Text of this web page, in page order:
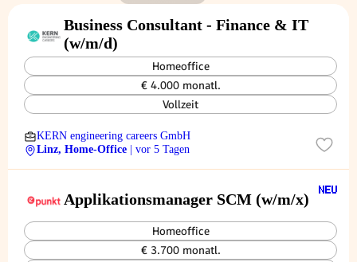
Business Consultant - Finance & IT
(w/m/d)
Homeoffice
€ 4.000 monatl.
Vollzeit
KERN engineering careers GmbH
Linz, Home-Office
| vor 5 Tagen
Applikationsmanager SCM (w/m/x)
Homeoffice
€ 3.700 monatl.